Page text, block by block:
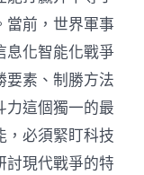
當前，世界軍事
息化智能化戰爭
要素、制勝方法
力這個獨一的最
，必須緊盯科技
討現代戰爭的特